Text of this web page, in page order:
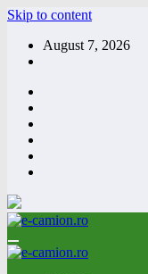
Skip to content
August 7, 2026